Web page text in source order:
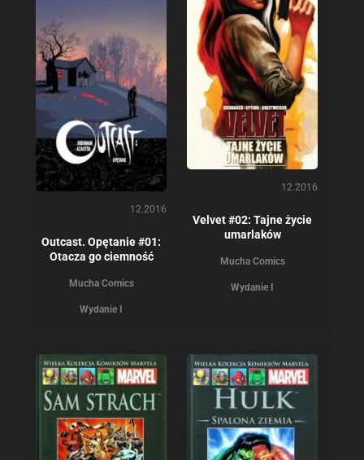
12.2016
Outcast. Opętanie #01:
Otacza go ciemność
Mucha Comics
Wydanie I
12.2016
Velvet #02: Tajne życie
umarlaków
Mucha Comics
Wydanie I